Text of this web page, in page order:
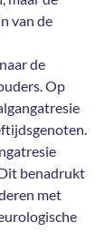
van de
de
Op
benadrukt
met